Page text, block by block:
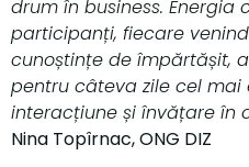
drum în business. Energia
participanți, fiecare
cunoștințe de împărtășit,
pentru câteva zile cel
interacțiune și învățare în
Nina Topîrnac, ONG DIZ